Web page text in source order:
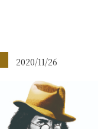
2020/11/26